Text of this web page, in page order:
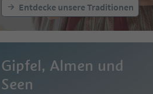
Entdecke unsere Traditionen
Gipfel, Almen und
Seen